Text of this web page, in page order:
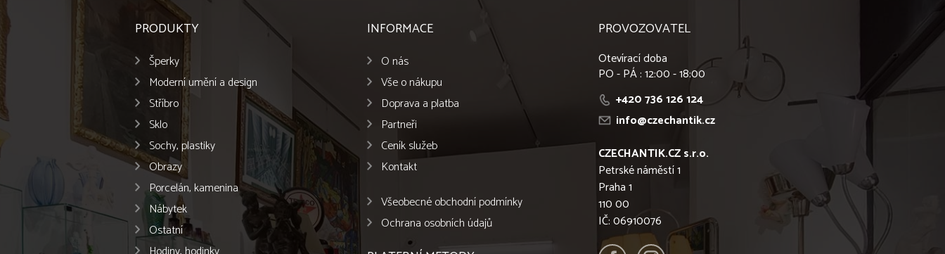
PRODUKTY
Šperky
Moderní umění a design
Stříbro
Sklo
Sochy, plastiky
Obrazy
Porcelán, kamenina
Nábytek
Ostatní
INFORMACE
O nás
Vše o nákupu
Doprava a platba
Partneři
Ceník služeb
Kontakt
Všeobecné obchodní podmínky
Ochrana osobních údajů
PROVOZOVATEL
Otevírací doba
PO - PÁ : 12:00 - 18:00
+420 736 126 124
info@czechantik.cz
CZECHANTIK.CZ s.r.o.
Petrské náměstí 1
Praha 1
110 00
IČ: 06910076